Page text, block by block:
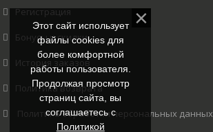
Регистрация
Бонусы и скидки
История заказов
Политика возврата
Политика обработки персональных данных
Этот сайт использует
файлы cookies для
более комфортной
работы пользователя.
Продолжая просмотр
страниц сайта, вы
соглашаетесь с
Политикой